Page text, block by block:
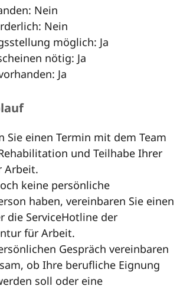
Nein
Nein
möglich: Ja
nötig: Ja
Ja
Sie einen Termin mit dem Team
und Teilhabe Ihrer
Arbeit.
keine persönliche
haben, vereinbaren Sie einen
die ServiceHotline der
für Arbeit.
Gespräch vereinbaren
ob Ihre berufliche Eignung
soll oder eine